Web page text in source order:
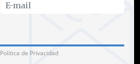
Política de Privacidad